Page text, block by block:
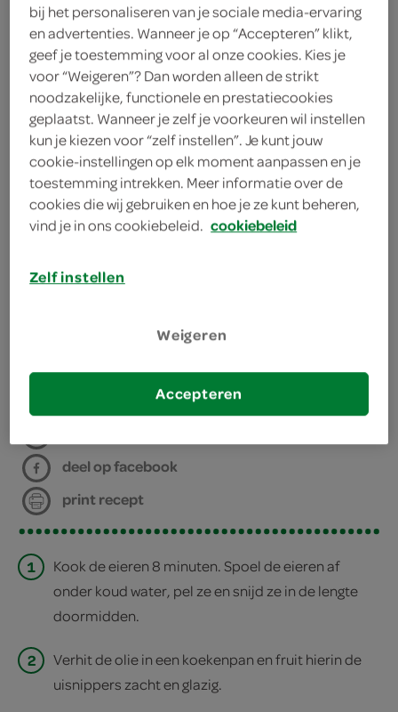
theelepel gemberpoeder (djahé)
1 eetlepel sambal oelek
1 eetlepel sambal trassi
2 sjalotjes
3 eetlepels arachideolie
3 eetlepels zonnebloemolie
6 eieren
bereiden
deel op facebook
print recept
1
Kook de eieren 8 minuten. Spoel de eieren af
onder koud water, pel ze en snijd ze in de lengte
doormidden.
2
Verhit de olie in een koekenpan en fruit hierin de
uisnippers zacht en glazig.
bij het personaliseren van je sociale media-ervaring
en advertenties. Wanneer je op “Accepteren” klikt,
geef je toestemming voor al onze cookies. Kies je
voor “Weigeren”? Dan worden alleen de strikt
noodzakelijke, functionele en prestatiecookies
geplaatst. Wanneer je zelf je voorkeuren wil instellen
kun je kiezen voor “zelf instellen”. Je kunt jouw
cookie-instellingen op elk moment aanpassen en je
toestemming intrekken. Meer informatie over de
cookies die wij gebruiken en hoe je ze kunt beheren,
vind je in ons cookiebeleid. cookiebeleid
Zelf instellen
Weigeren
Accepteren